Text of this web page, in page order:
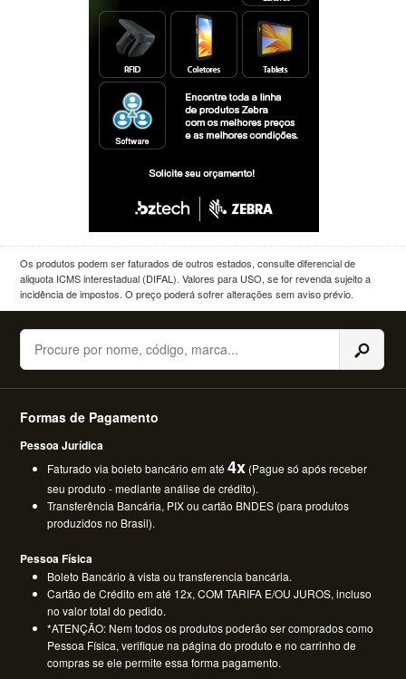
Os produtos podem ser faturados de outros estados, consulte diferencial de
aliquota ICMS interestadual (DIFAL). Valores para USO, se for revenda sujeito a
incidência de impostos. O preço poderá sofrer alterações sem aviso prévio.
Buscar
Formas de Pagamento
Pessoa Jurídica
Faturado via boleto bancário em até4x (Pague só após receber
seu produto - mediante análise de crédito).
Transferência Bancária, PIX ou cartão BNDES (para produtos
produzidos no Brasil).
Pessoa Física
Boleto Bancário à vista ou transferencia bancária.
Cartão de Crédito em até 12x, COM TARIFA E/OU JUROS, incluso
no valor total do pedido.
*ATENÇÃO: Nem todos os produtos poderão ser comprados como
Pessoa Física, verifique na página do produto e no carrinho de
compras se ele permite essa forma pagamento.